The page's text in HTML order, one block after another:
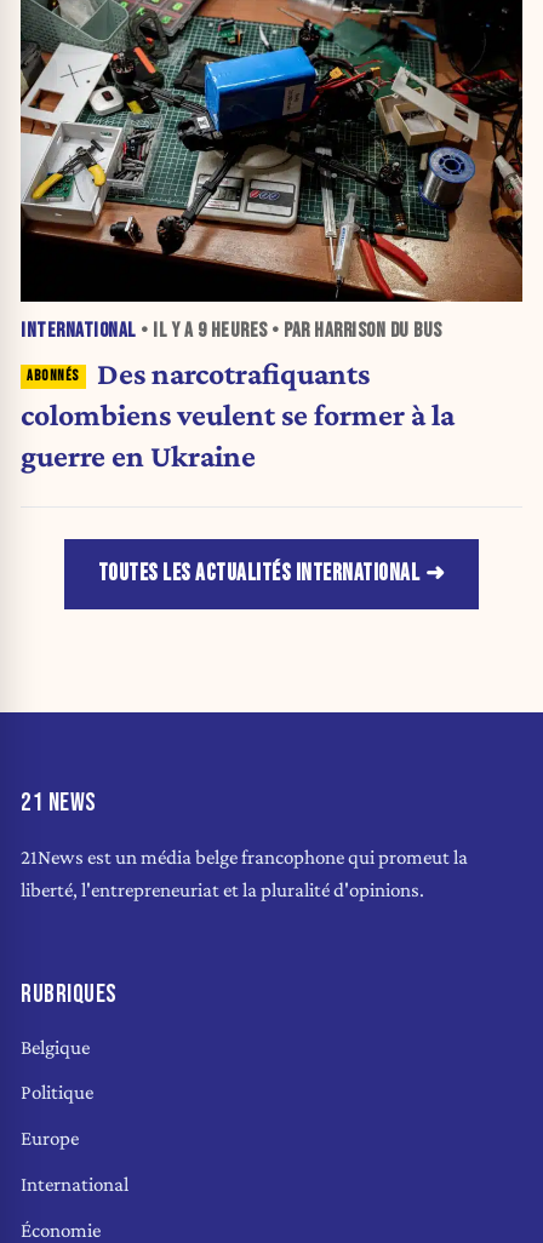
INTERNATIONAL • IL Y A 9 HEURES• PAR HARRISON DU BUS
Des narcotrafiquants
colombiens veulent se former à la
guerre en Ukraine
TOUTES LES ACTUALITÉS INTERNATIONAL
21 NEWS
21News est un média belge francophone qui promeut la
liberté, l'entrepreneuriat et la pluralité d'opinions.
RUBRIQUES
Belgique
Politique
Europe
International
Économie